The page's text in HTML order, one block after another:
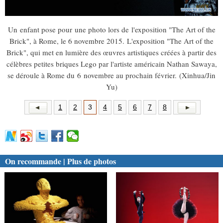
Un enfant pose pour une photo lors de l'exposition "The Art of the
Brick", à Rome, le 6 novembre 2015. L'exposition "The Art of the
Brick", qui met en lumière des œuvres artistiques créées à partir des
célèbres petites briques Lego par l'artiste américain Nathan Sawaya,
se déroule à Rome du 6 novembre au prochain février. (Xinhua/Jin
Yu)
1 2 3 4 5 6 7 8
On recommande | Plus de photos